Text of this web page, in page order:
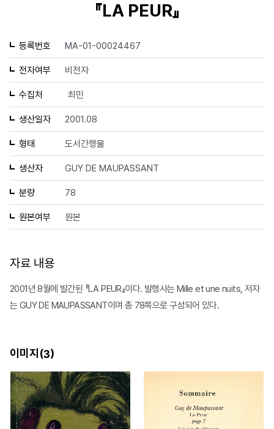
『LA PEUR』
등록번호 MA-01-00024467
전자여부 비전자
수집처 최민
생산일자 2001.08
형태 도서간행물
생산자 GUY DE MAUPASSANT
분량 78
원본여부 원본
자료 내용
2001년 8월에 발간된 『LA PEUR』이다. 발행사는 Mille et une nuits, 저자
는 GUY DE MAUPASSANT이며 총 78쪽으로 구성되어 있다.
이미지(3)